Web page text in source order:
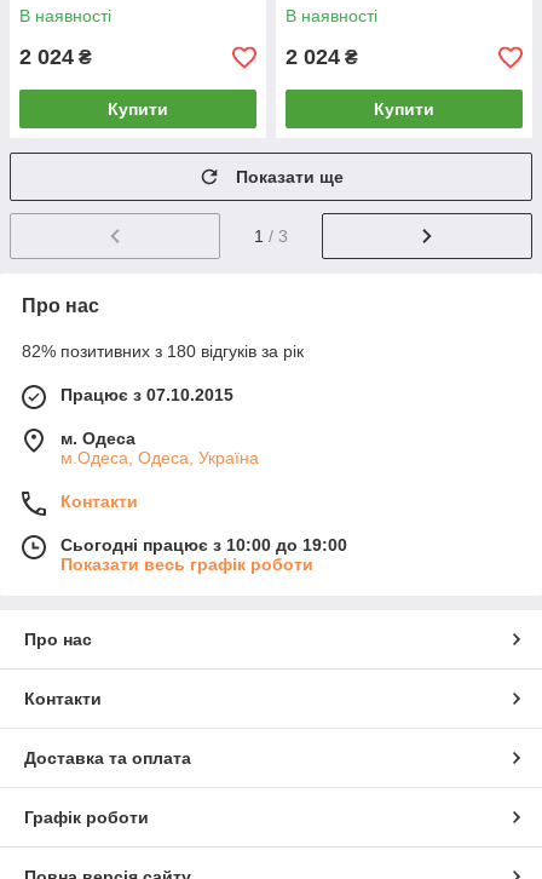
В наявності
2 024 ₴
Купити
В наявності
2 024 ₴
Купити
Показати ще
1 / 3
Про нас
82% позитивних з 180 відгуків за рік
Працює з 07.10.2015
м. Одеса
м.Одеса, Одеса, Україна
Контакти
Сьогодні працює з 10:00 до 19:00
Показати весь графік роботи
Про нас
Контакти
Доставка та оплата
Графік роботи